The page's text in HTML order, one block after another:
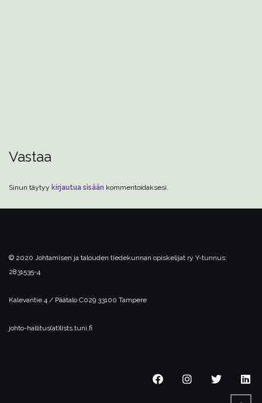
Vastaa
Sinun täytyy kirjautua sisään kommentoidaksesi.
© 2020 Johtamisen ja talouden tiedekunnan opiskelijat ry Y-tunnus:
2831535-4
Kalevantie 4 / Päätalo C029 33100 Tampere
johto-hallitus(at)lists.tuni.fi